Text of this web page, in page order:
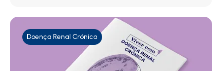
Doença Renal Crónica